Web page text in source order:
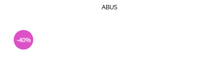
Trotinete electrice
Casa, Gradina & Bricolaj
ABUS
-40%